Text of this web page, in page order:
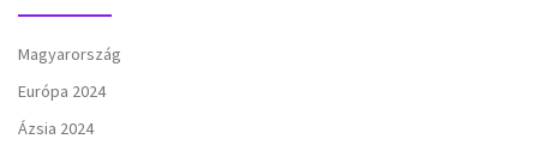
Magyarország
Európa 2024
Ázsia 2024